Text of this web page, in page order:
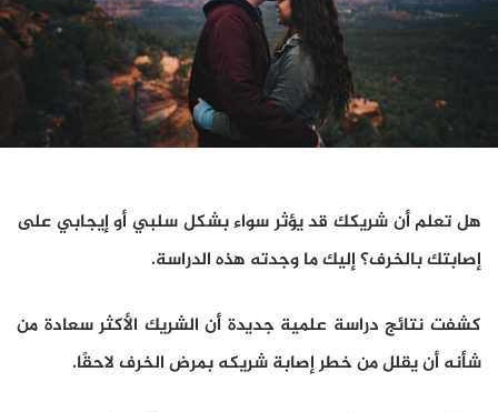
هل تعلم أن شريكك قد يؤثر سواء بشكل سلبي أو إيجابي على
إصابتك بالخرف؟ إليك ما وجدته هذه الدراسة.
كشفت نتائج دراسة علمية جديدة أن الشريك الأكثر سعادة من
شأنه أن يقلل من خطر إصابة شريكه بمرض الخرف لاحقًا.